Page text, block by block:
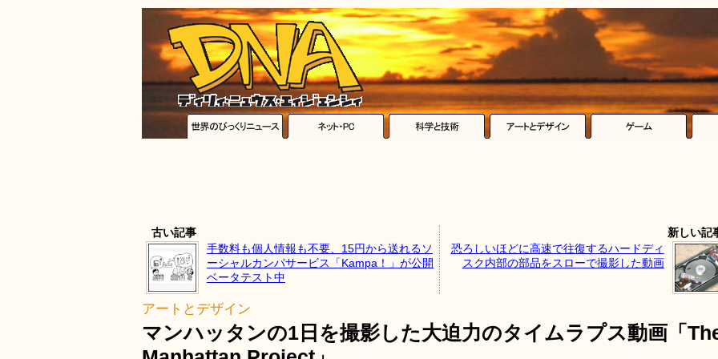
古い記事
手数料も個人情報も不要、15円から送れるソ
ーシャルカンパサービス「Kampa！」が公開
ベータテスト中
新しい記
恐ろしいほどに高速で往復するハードディ
スク内部の部品をスローで撮影した動画
アートとデザイン
マンハッタンの1日を撮影した大迫力のタイムラプス動画「